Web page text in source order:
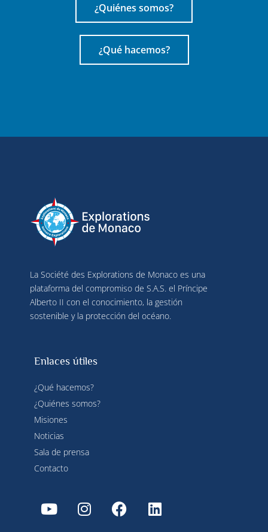
¿Quiénes somos?
¿Qué hacemos?
La Société des Explorations de Monaco es una
plataforma del compromiso de S.A.S. el Príncipe
Alberto II con el conocimiento, la gestión
sostenible y la protección del océano.
Enlaces útiles
¿Qué hacemos?
¿Quiénes somos?
Misiones
Noticias
Sala de prensa
Contacto